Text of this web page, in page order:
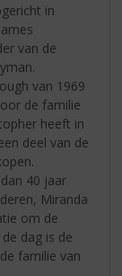
in
van de
van 1969
de familie
heeft in
deel van de
40 jaar
Miranda
om de
dag is de
familie van